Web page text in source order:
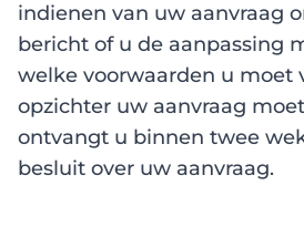
indienen van uw aanvraag
bericht of u de aanpassing
welke voorwaarden u moet
opzichter uw aanvraag
ontvangt u binnen twee
besluit over uw aanvraag.